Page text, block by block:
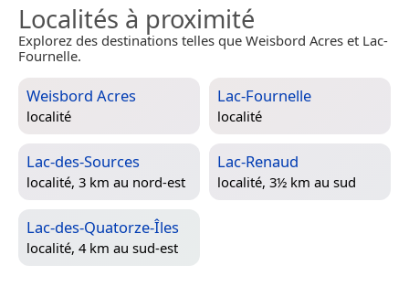
Localités à proximité
Explorez des destinations telles que Weisbord Acres et Lac-
Fournelle.
Weisbord Acres
localité
Lac-Fournelle
localité
Lac-des-Sources
localité, 3 km au nord-est
Lac-Renaud
localité, 3½ km au sud
Lac-des-Quatorze-Îles
localité, 4 km au sud-est